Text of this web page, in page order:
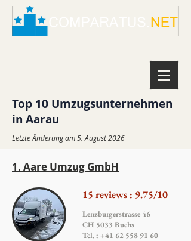
Top 10 Umzugsunternehmen
in Aarau
Letzte Änderung am 5. August 2026
1. Aare Umzug GmbH
15 reviews : 9.75/10
Lenzburgerstrasse 46
CH 5033 Buchs
Tel. : +41 62 558 91 60